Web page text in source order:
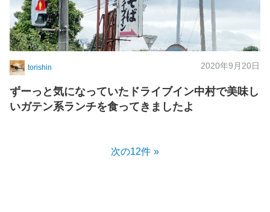
torishin 2020年9月20日
ずーっと気になっていたドライブイン中村で美味し
いガテン系ランチを食ってきましたよ
次の12件